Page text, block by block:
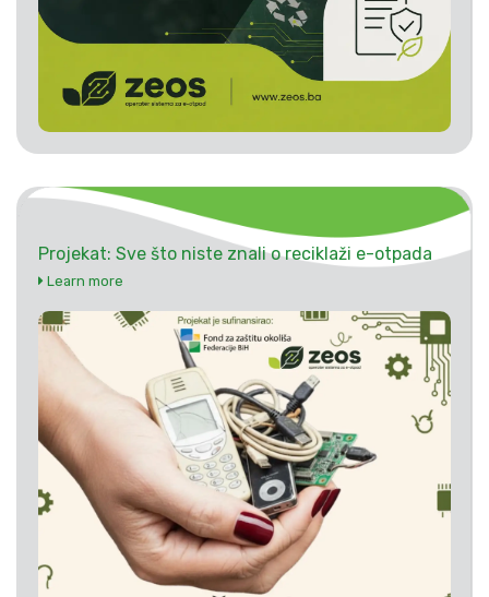
Projekat: Sve što niste znali o reciklaži e-otpada
Learn more